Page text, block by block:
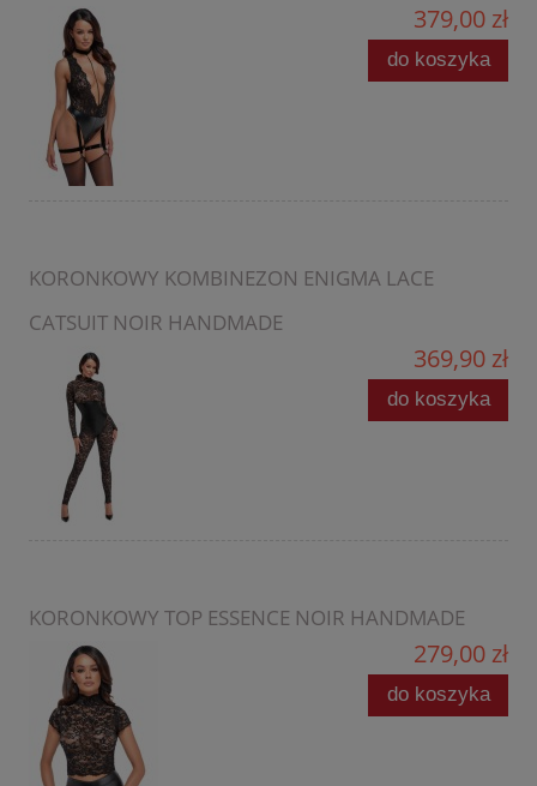
379,00 zł
do koszyka
KORONKOWY KOMBINEZON ENIGMA LACE
CATSUIT NOIR HANDMADE
369,90 zł
do koszyka
KORONKOWY TOP ESSENCE NOIR HANDMADE
279,00 zł
do koszyka